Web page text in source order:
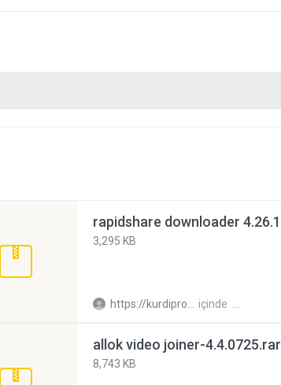
3,295 KB
https://kurdiprogram.wordpress.com/ H. içinde
allok video joiner-4.4.0725.rar
8,743 KB